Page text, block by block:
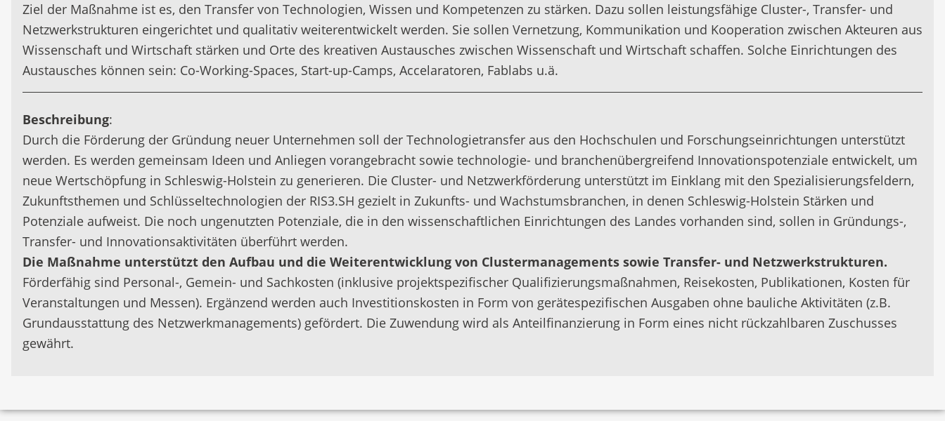
Ziel der Maßnahme ist es, den Transfer von Technologien, Wissen und Kompetenzen zu stärken. Dazu sollen leistungsfähige Cluster-, Transfer- und
Netzwerkstrukturen eingerichtet und qualitativ weiterentwickelt werden. Sie sollen Vernetzung, Kommunikation und Kooperation zwischen Akteuren aus
Wissenschaft und Wirtschaft stärken und Orte des kreativen Austausches zwischen Wissenschaft und Wirtschaft schaffen. Solche Einrichtungen des
Austausches können sein: Co-Working-Spaces, Start-up-Camps, Accelaratoren, Fablabs u.ä.
Beschreibung:
Durch die Förderung der Gründung neuer Unternehmen soll der Technologietransfer aus den Hochschulen und Forschungseinrichtungen unterstützt
werden. Es werden gemeinsam Ideen und Anliegen vorangebracht sowie technologie- und branchenübergreifend Innovationspotenziale entwickelt, um
neue Wertschöpfung in Schleswig-Holstein zu generieren. Die Cluster- und Netzwerkförderung unterstützt im Einklang mit den Spezialisierungsfeldern,
Zukunftsthemen und Schlüsseltechnologien der RIS3.SH gezielt in Zukunfts- und Wachstumsbranchen, in denen Schleswig-Holstein Stärken und
Potenziale aufweist. Die noch ungenutzten Potenziale, die in den wissenschaftlichen Einrichtungen des Landes vorhanden sind, sollen in Gründungs-,
Transfer- und Innovationsaktivitäten überführt werden.
Die Maßnahme unterstützt den Aufbau und die Weiterentwicklung von Clustermanagements sowie Transfer- und Netzwerkstrukturen.
Förderfähig sind Personal-, Gemein- und Sachkosten (inklusive projektspezifischer Qualifizierungsmaßnahmen, Reisekosten, Publikationen, Kosten für
Veranstaltungen und Messen). Ergänzend werden auch Investitionskosten in Form von gerätespezifischen Ausgaben ohne bauliche Aktivitäten (z.B.
Grundausstattung des Netzwerkmanagements) gefördert. Die Zuwendung wird als Anteilfinanzierung in Form eines nicht rückzahlbaren Zuschusses
gewährt.